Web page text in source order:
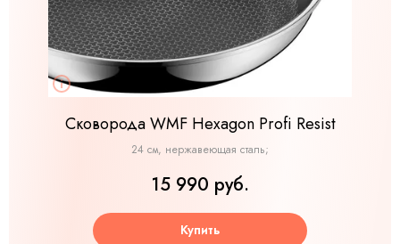
Сковорода WMF Hexagon Profi Resist
24 см, нержавеющая сталь;
15 990 руб.
Купить